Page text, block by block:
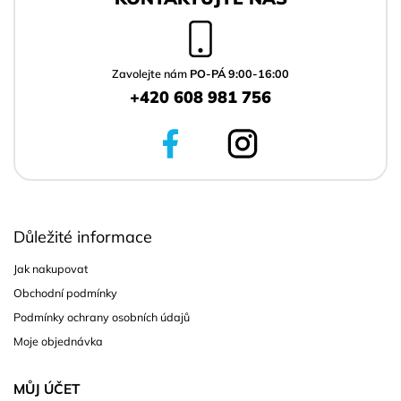
Zavolejte nám PO-PÁ 9:00-16:00
+420 608 981 756
Důležité informace
Jak nakupovat
Obchodní podmínky
Podmínky ochrany osobních údajů
Moje objednávka
MŮJ ÚČET